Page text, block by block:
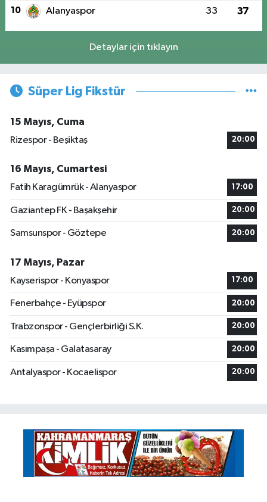
10 Alanyaspor 33 37
Detaylar için tıklayın
Süper Lig Fikstür
15 Mayıs, Cuma
Rizespor - Beşiktaş
20:00
16 Mayıs, Cumartesi
Fatih Karagümrük - Alanyaspor
17:00
Gaziantep FK - Başakşehir 20:00
Samsunspor - Göztepe 20:00
17 Mayıs, Pazar
Kayserispor - Konyaspor
17:00
Fenerbahçe - Eyüpspor 20:00
Trabzonspor - Gençlerbirliği S.K. 20:00
Kasımpaşa - Galatasaray 20:00
Antalyaspor - Kocaelispor 20:00